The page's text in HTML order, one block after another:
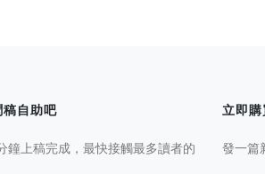
稿自助吧
鐘上稿完成，最快接觸最多讀者的
立即
發一篇